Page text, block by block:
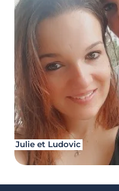
Julie et Ludovic